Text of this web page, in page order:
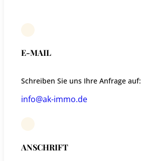
E-MAIL
Schreiben Sie uns Ihre Anfrage auf:
info@ak-immo.de
ANSCHRIFT